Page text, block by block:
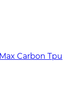
Carbon Tpu